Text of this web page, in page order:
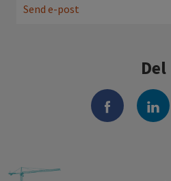
Send e-post
Del